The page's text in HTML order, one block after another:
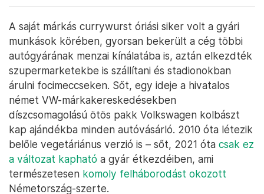
A saját márkás currywurst óriási siker volt a gyári
munkások körében, gyorsan bekerült a cég többi
autógyárának menzai kínálatába is, aztán elkezdték
szupermarketekbe is szállítani és stadionokban
árulni focimeccseken. Sőt, egy ideje a hivatalos
német VW-márkakereskedésekben
díszcsomagolású ötös pakk Volkswagen kolbászt
kap ajándékba minden autóvásárló. 2010 óta létezik
belőle vegetáriánus verzió is – sőt, 2021 óta csak ez
a változat kapható a gyár étkezdéiben, ami
természetesen komoly felháborodást okozott
Németország-szerte.